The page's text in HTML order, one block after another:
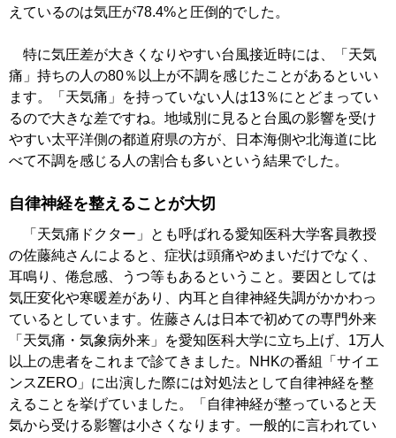
えているのは気圧が78.4%と圧倒的でした。
特に気圧差が大きくなりやすい台風接近時には、「天気
痛」持ちの人の80％以上が不調を感じたことがあるといい
ます。「天気痛」を持っていない人は13％にとどまってい
るので大きな差ですね。地域別に見ると台風の影響を受け
やすい太平洋側の都道府県の方が、日本海側や北海道に比
べて不調を感じる人の割合も多いという結果でした。
自律神経を整えることが大切
「天気痛ドクター」とも呼ばれる愛知医科大学客員教授
の佐藤純さんによると、症状は頭痛やめまいだけでなく、
耳鳴り、倦怠感、うつ等もあるということ。要因としては
気圧変化や寒暖差があり、内耳と自律神経失調がかかわっ
ているとしています。佐藤さんは日本で初めての専門外来
「天気痛・気象病外来」を愛知医科大学に立ち上げ、1万人
以上の患者をこれまで診てきました。NHKの番組「サイエ
ンスZERO」に出演した際には対処法として自律神経を整
えることを挙げていました。「自律神経が整っていると天
気から受ける影響は小さくなります。一般的に言われてい